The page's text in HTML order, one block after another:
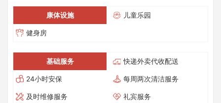
康体设施 儿童乐园
健身房
基础服务 快递外卖代收配送
24小时安保 每周两次清洁服务
及时维修服务 礼宾服务